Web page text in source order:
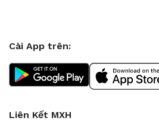
Cài App trên:
Liên Kết MXH